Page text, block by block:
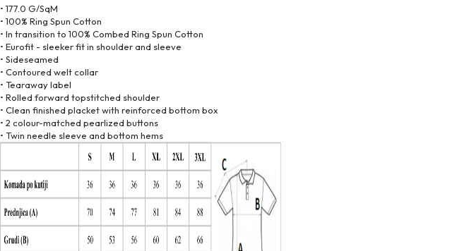
• 177.0 G/SqM
• 100% Ring Spun Cotton
• In transition to 100% Combed Ring Spun Cotton
• Eurofit - sleeker fit in shoulder and sleeve
• Sideseamed
• Contoured welt collar
• Tearaway label
• Rolled forward topstitched shoulder
• Clean finished placket with reinforced bottom box
• 2 colour-matched pearlized buttons
• Twin needle sleeve and bottom hems